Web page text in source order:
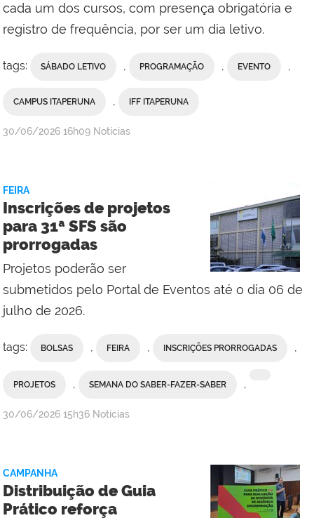
cada um dos cursos, com presença obrigatória e
registro de frequência, por ser um dia letivo.
tags: SÁBADO LETIVO , PROGRAMAÇÃO , EVENTO ,
CAMPUS ITAPERUNA , IFF ITAPERUNA
por
Comunicação
Social
do
Campus
Maricá
publicado
30/06/2026 16h09 Notícias
FEIRA
Inscrições de projetos
para 31ª SFS são
prorrogadas
Projetos poderão ser
submetidos pelo Portal de Eventos até o dia 06 de
julho de 2026.
tags: BOLSAS , FEIRA , INSCRIÇÕES PRORROGADAS ,
PROJETOS , SEMANA DO SABER-FAZER-SABER ,
por
Social
do
Campus
publicado
30/06/2026 15h36 Notícias
CAMPANHA
Distribuição de Guia
Prático reforça